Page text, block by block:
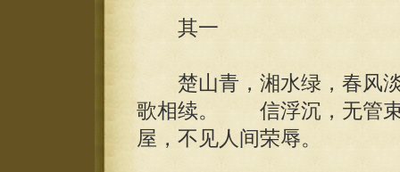
其一
楚山青，湘水绿，春风淡
歌相续。 信浮沉，无管束
屋，不见人间荣辱。